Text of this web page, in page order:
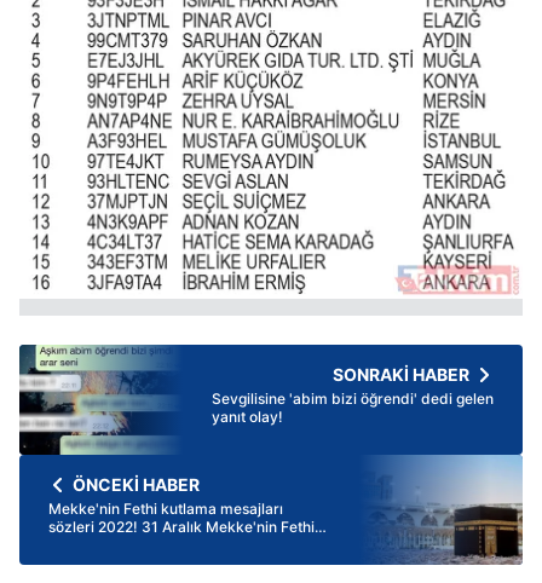
SONRAKİ HABER
Sevgilisine 'abim bizi öğrendi' dedi gelen
yanıt olay!
ÖNCEKİ HABER
Mekke'nin Fethi kutlama mesajları
sözleri 2022! 31 Aralık Mekke'nin Fethi
resimli, hadisli, anlamlı kısa, uzun